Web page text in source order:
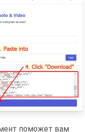
поможет вам